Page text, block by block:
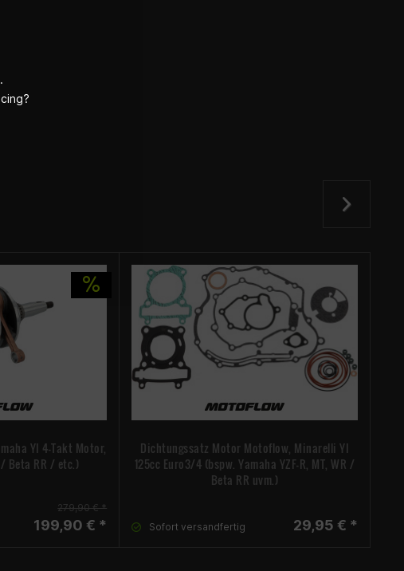
YI 4-Takt Motor,
/ Beta RR / etc.)
279,90 € *
199,90 € *
Dichtungssatz Motor Motoflow, Minarelli YI
125cc Euro3/4 (bspw. Yamaha YZF-R, MT, WR /
Beta RR uvm.)
Sofort versandfertig 29,95 € *